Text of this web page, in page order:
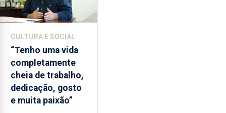
CULTURA E SOCIAL
“Tenho uma vida
completamente
cheia de trabalho,
dedicação, gosto
e muita paixão”